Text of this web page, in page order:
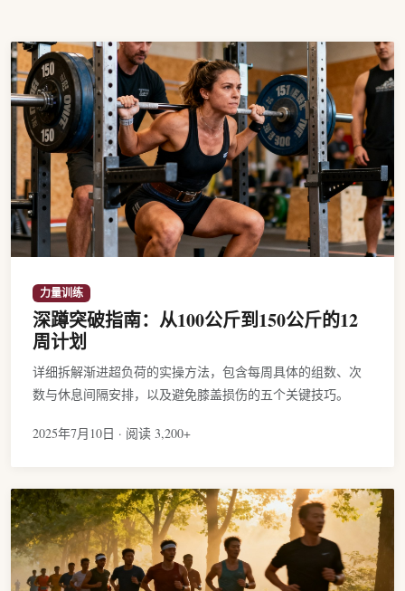
力量训练
深蹲突破指南：从100公斤到150公斤的12
周计划
详细拆解渐进超负荷的实操方法，包含每周具体的组数、次
数与休息间隔安排，以及避免膝盖损伤的五个关键技巧。
2025年7月10日 · 阅读 3,200+